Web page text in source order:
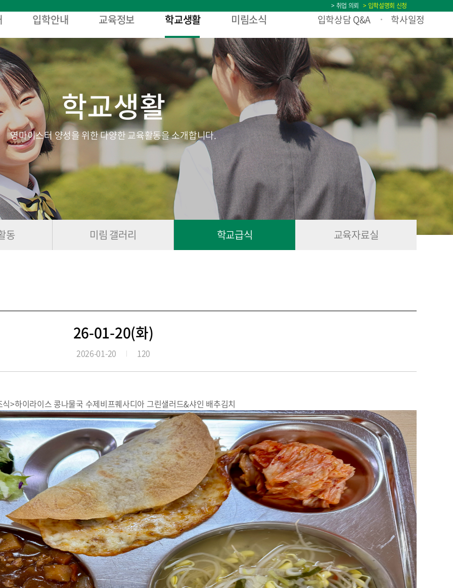
입학안내 교육정보 학교생활 미림소식 입학상담 Q&A 학사일정
> 취업 의뢰 > 입학설명회 신청
학교생활
영마이스터 양성을 위한 다양한 교육활동을 소개합니다.
동 미림 갤러리 학교급식 교육자료실
26-01-20(화)
2026-01-20 120
식>하이라이스 콩나물국 수제비프퀘사디아 그린샐러드&샤인 배추김치